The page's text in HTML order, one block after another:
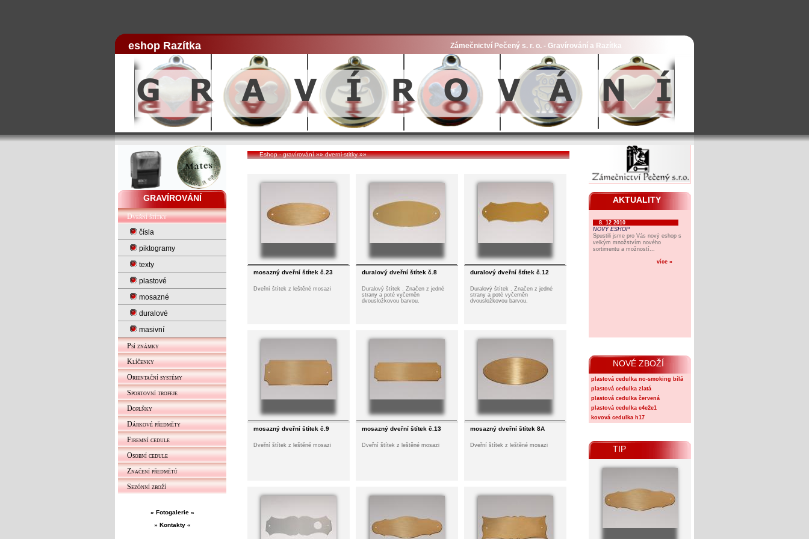
Zámečnictví Pečený s. r. o. - Gravírování a Razítka
eshop Razítka
GRAVÍROVÁNÍ
Dveřní štítky
čísla
piktogramy
texty
plastové
mosazné
duralové
masivní
Psí známky
Klíčenky
Orientační systémy
Sportovní trofeje
Doplňky
Dárkové předměty
Firemní cedule
Osobní cedule
Značení předmětů
Sezónní zboží
» Fotogalerie «
» Kontakty «
Eshop - gravírování»»dverni-stitky»»
mosazný dveřní štítek č.23
Dveřní štítek z leštěné mosazi
duralový dveřní štítek č.8
Duralový štítek . Značen z jedné
strany a poté vyčerněn
dvousložkovou barvou.
duralový dveřní štítek č.12
Duralový štítek . Značen z jedné
strany a poté vyčerněn
dvousložkovou barvou.
mosazný dveřní štítek č.9
Dveřní štítek z leštěné mosazi
mosazný dveřní štítek č.13
Dveřní štítek z leštěné mosazi
mosazný dveřní štítek 8A
Dveřní štítek z leštěné mosazi
AKTUALITY
8. 12 2010
NOVÝ ESHOP
Spustili jsme pro Vás nový eshop s
velkým množstvím nového
sortimentu a možností...
více »
NOVÉ ZBOŽÍ
plastová cedulka no-smoking bílá
plastová cedulka zlatá
plastová cedulka červená
plastová cedulka e4e2e1
kovová cedulka h17
TIP